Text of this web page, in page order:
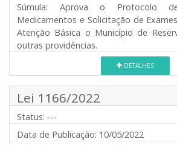
Súmula: Aprova o Protocolo
Medicamentos e Solicitação de
Atenção Básica o Município de
outras providências.
DETALHES
Lei 1166/2022
Status: ---
Data de Publicação: 10/05/2022